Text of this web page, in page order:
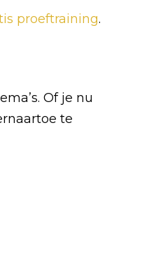
proeftraining.
Of je nu
te